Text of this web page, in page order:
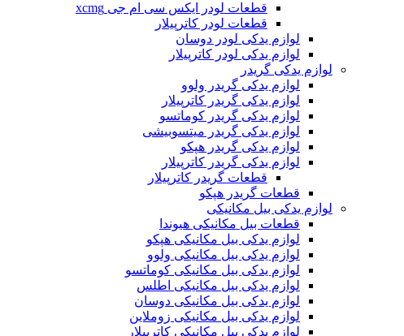
قطعات لودر ایکس سی ام جی xcmg
قطعات لودر کاترپیلار
لوازم یدکی لودر دوسان
لوازم یدکی لودر کاترپیلار
لوازم یدکی گریدر
لوازم یدکی گریدر ولوو
لوازم یدکی گریدر کاترپیلار
لوازم یدکی گریدر کوماتسو
لوازم یدکی گریدر میتسوبیشی
لوازم یدکی گریدر هپکو
لوازم یدکی گریدر کاترپیلار
قطعات گریدر کاترپیلار
قطعات گریدر هپکو
لوازم یدکی بیل مکانیکی
قطعات بیل مکانیکی هیوندا
لوازم یدکی بیل مکانیکی هپکو
لوازم یدکی بیل مکانیکی ولوو
لوازم یدکی بیل مکانیکی کوماتسو
لوازم یدکی بیل مکانیکی اطلس
لوازم یدکی بیل مکانیکی دوسان
لوازم یدکی بیل مکانیکی زوملاین
لوازم یدکی بیل مکانیکی کاترپیلار